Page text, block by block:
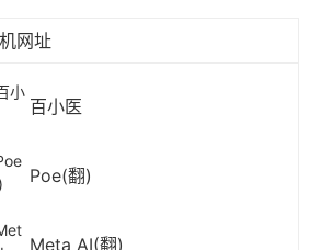
网址
百小医
Poe(翻)
Meta AI(翻)